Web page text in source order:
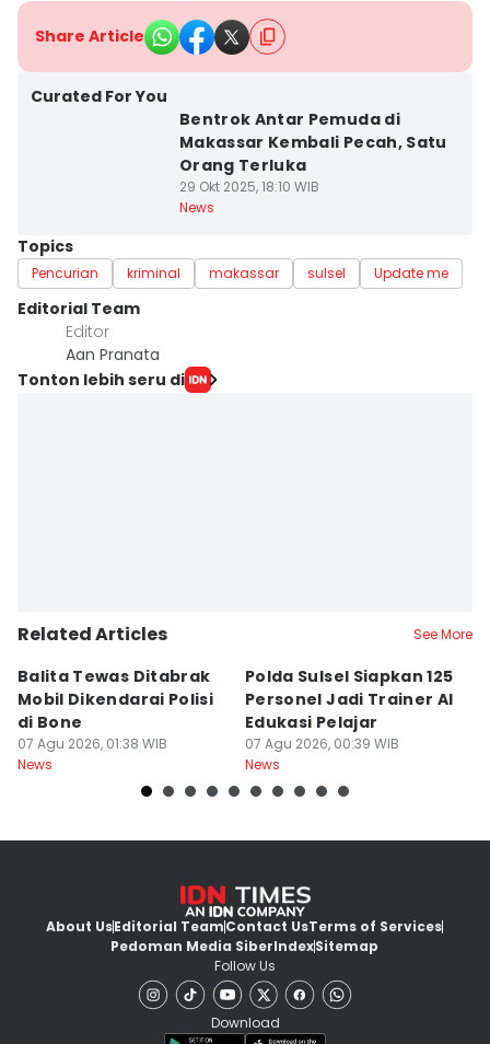
Share Article
Curated For You
Bentrok Antar Pemuda di
Makassar Kembali Pecah, Satu
Orang Terluka
29 Okt 2025, 18:10 WIB
News
Topics
Pencurian kriminal makassar sulsel Update me
Editorial Team
Editor
Aan Pranata
Tonton lebih seru di
Related Articles See More
Balita Tewas Ditabrak
Mobil Dikendarai Polisi
di Bone
07 Agu 2026, 01:38 WIB
News
Polda Sulsel Siapkan 125
Personel Jadi Trainer AI
Edukasi Pelajar
07 Agu 2026, 00:39 WIB
News
About UsEditorial TeamContact UsTerms of Services
Pedoman Media SiberIndexSitemap
Follow Us
Download